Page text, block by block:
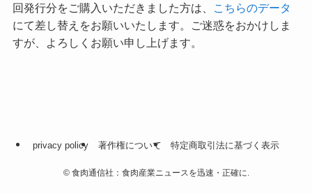
回発行分をご購入いただきました方は、
こちらのデータ
にて差し替えをお願いいたします。ご迷惑をおかけしま
すが、よろしくお願い申し上げます。
privacy policy 著作権について 特定商取引法に基づく表示
©食肉通信社：食肉産業ニュースを迅速・正確に.